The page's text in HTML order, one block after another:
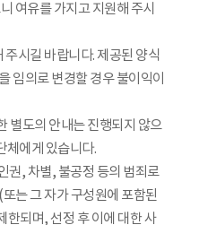
여유를 가지고 지원해 주시
시길 바랍니다. 제공된 양식
임의로 변경할 경우 불이익이
별도의 안내는 진행되지 않으
체에게 있습니다.
권, 차별, 불공정 등의 범죄로
는 그 자가 구성원에 포함된
한되며, 선정 후 이에 대한 사